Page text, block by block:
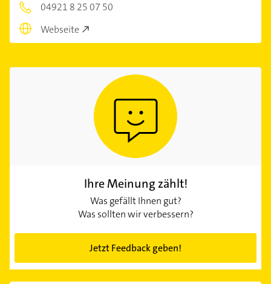
04921 8 25 07 50
Webseite
Ihre Meinung zählt!
Was gefällt Ihnen gut?
Was sollten wir verbessern?
Jetzt Feedback geben!